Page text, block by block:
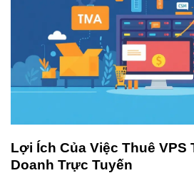
Lợi Ích Của Việc Thuê VPS
Doanh Trực Tuyến